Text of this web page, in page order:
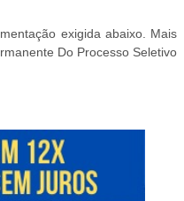
exigida abaixo. Mais
Do Processo Seletivo